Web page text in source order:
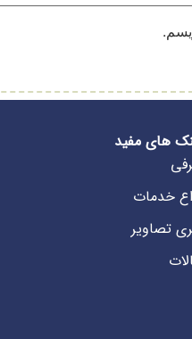
های مفید
خدمات
تصاویر